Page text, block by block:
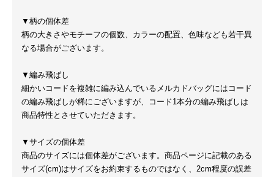
▼柄の個体差
柄の大きさやモチーフの個数、カラーの配置、色味なども若干異
なる場合がございます。
▼編み飛ばし
細かいコードを複雑に編み込んでいるメルカドバッグにはコード
の編み飛ばしが稀にございますが、コード1本分の編み飛ばしは
商品特性とさせていただきます。
▼サイズの個体差
商品のサイズには個体差がございます。商品ページに記載のある
サイズ(cm)はサイズをお約束するものではなく、2cm程度の誤差